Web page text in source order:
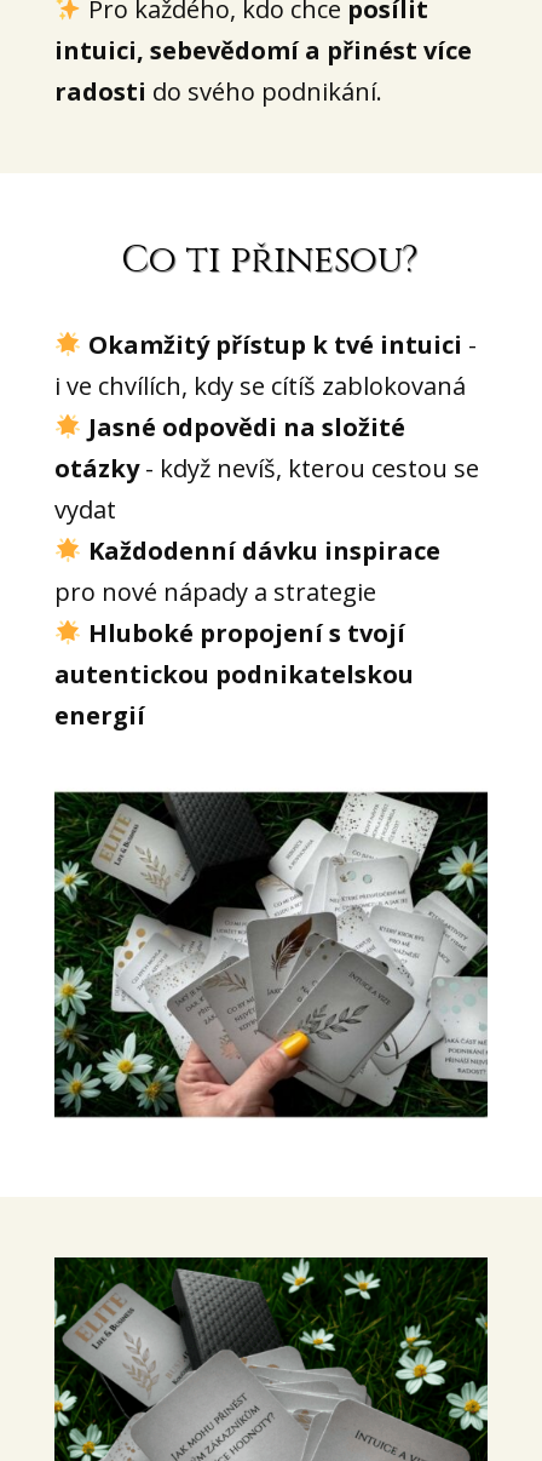
Pro každého, kdo chce posílit
intuici, sebevědomí a přinést více
radosti do svého podnikání.
Co ti přinesou?
Okamžitý přístup k tvé intuici -
i ve chvílích, kdy se cítíš zablokovaná
Jasné odpovědi na složité
otázky- když nevíš, kterou cestou se
vydat
Každodenní dávku inspirace
pro nové nápady a strategie
Hluboké propojení s tvojí
autentickou podnikatelskou
energií